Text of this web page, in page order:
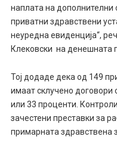
наплата на дополнителни
приватни здравствени
неуредна евиденција“,
Клековски на денешната
Тој додаде дека од 149
имаат склучено договори
или 33 проценти.
зачестени преставки за
примарната здравствена